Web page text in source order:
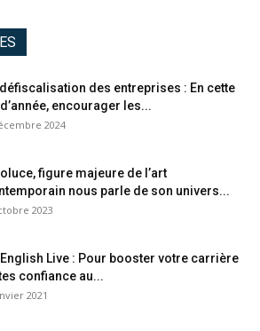
défiscalisation des entreprises : En cette
encourager les...
2024
figure majeure de l’art
nous parle de son univers...
2023
English Live : Pour booster votre carrière
confiance au...
2021